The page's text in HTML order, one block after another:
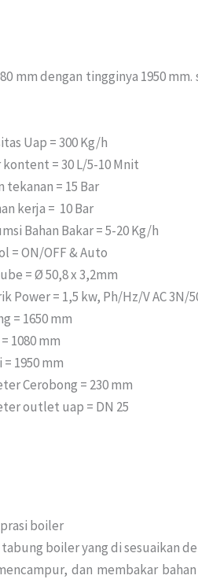
mm dengan tingginya 1950
Uap = 300 Kg/h
kontent = 30 L/5-10 Mnit
tekanan = 15 Bar
kerja = 10 Bar
Bahan Bakar = 5-20 Kg/h
= ON/OFF & Auto
= Ø 50,8 x 3,2mm
Power = 1,5 kw, Ph/Hz/V AC 3N/
= 1650 mm
1080 mm
1950 mm
Cerobong = 230 mm
outlet uap = DN 25
boiler
boiler yang di sesuaikan
dan membakar